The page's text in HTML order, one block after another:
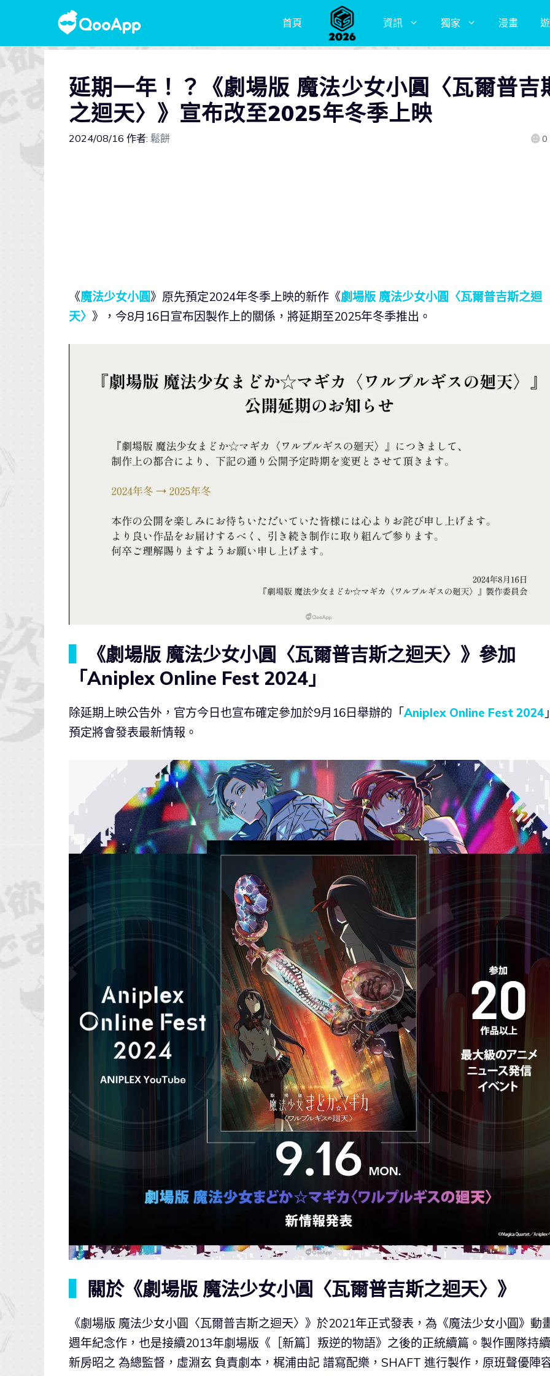
首頁 資訊 獨家 漫畫
延期一年！？《劇場版 魔法少女小圓〈瓦爾普吉
之迴天〉》宣布改至2025年冬季上映
2024/08/16 作者: 鬆餅 0
《魔法少女小圓》原先預定2024年冬季上映的新作《劇場版 魔法少女小圓〈瓦爾普吉斯之迴
天〉 》，今8月16日宣布因製作上的關係，將延期至2025年冬季推出。
《劇場版 魔法少女小圓〈瓦爾普吉斯之迴天〉》參加
「Aniplex Online Fest 2024」
除延期上映公告外，官方今日也宣布確定參加於9月16日舉辦的「Aniplex Online Fest 2024
預定將會發表最新情報。
關於《劇場版 魔法少女小圓〈瓦爾普吉斯之迴天〉》
《劇場版 魔法少女小圓〈瓦爾普吉斯之迴天〉》於2021年正式發表，為《魔法少女小圓》動
週年紀念作，也是接續2013年劇場版《［新篇］叛逆的物語》之後的正統續篇。製作團隊持
新房昭之 為總監督，虛淵玄 負責劇本，梶浦由記 譜寫配樂，SHAFT 進行製作，原班聲優陣